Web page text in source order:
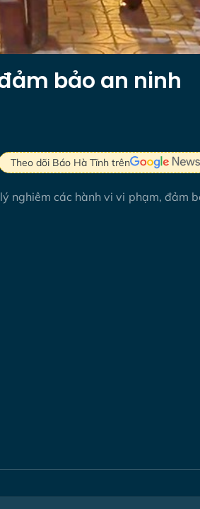
bảo an ninh
Theo dõi Báo Hà Tĩnh trên
nghiêm các hành vi vi phạm, đảm